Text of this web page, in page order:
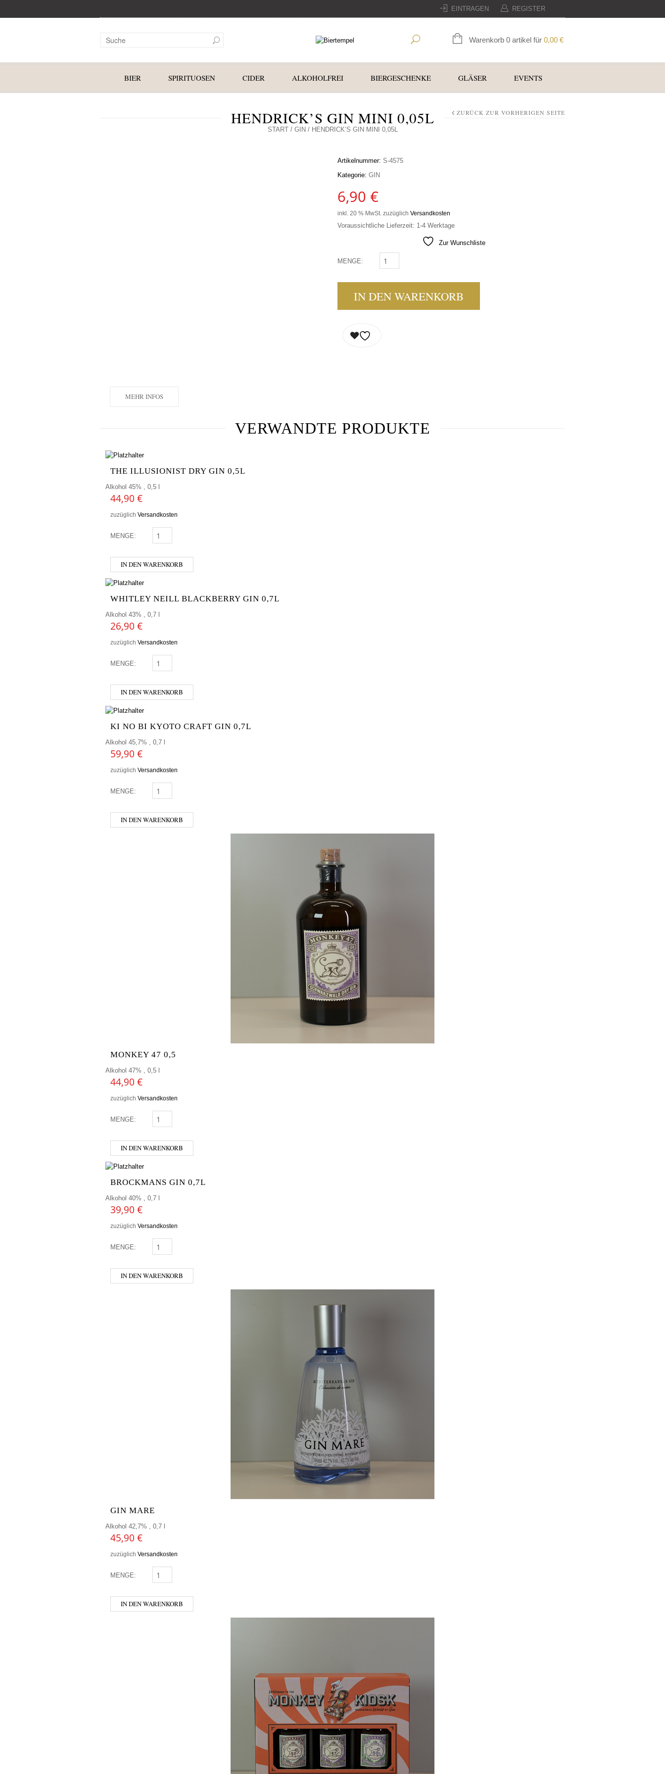
EINTRAGEN REGISTER
Warenkorb 0 artikel für 0,00 €
BIER SPIRITUOSEN CIDER ALKOHOLFREI BIERGESCHENKE GLÄSER EVENTS
HENDRICK’S GIN MINI 0,05L
START/ GIN / HENDRICK’S GIN MINI 0,05L
ZURÜCK ZUR VORHERIGEN SEITE
Artikelnummer: S-4575
Kategorie: GIN
6,90 €
inkl. 20 % MwSt. zuzüglich Versandkosten
Voraussichtliche Lieferzeit: 1-4 Werktage
Zur Wunschliste
MENGE: HENDRICK'S GIN MINI 0,05L MENGE
IN DEN WARENKORB
MEHR INFOS
VERWANDTE PRODUKTE
THE ILLUSIONIST DRY GIN 0,5L
Alkohol 45% , 0,5 l
44,90 €
zuzüglich Versandkosten
MENGE: THE ILLUSIONIST DRY GIN 0,5L MENGE
IN DEN WARENKORB
WHITLEY NEILL BLACKBERRY GIN 0,7L
Alkohol 43% , 0,7 l
26,90 €
zuzüglich Versandkosten
MENGE: WHITLEY NEILL BLACKBERRY GIN 0,7L MENGE
IN DEN WARENKORB
KI NO BI KYOTO CRAFT GIN 0,7L
Alkohol 45,7% , 0,7 l
59,90 €
zuzüglich Versandkosten
MENGE: KI NO BI KYOTO CRAFT GIN 0,7L MENGE
IN DEN WARENKORB
MONKEY 47 0,5
Alkohol 47% , 0,5 l
44,90 €
zuzüglich Versandkosten
MENGE: MONKEY 47 0,5 MENGE
IN DEN WARENKORB
BROCKMANS GIN 0,7L
Alkohol 40% , 0,7 l
39,90 €
zuzüglich Versandkosten
MENGE: BROCKMANS GIN 0,7L MENGE
IN DEN WARENKORB
GIN MARE
Alkohol 42,7% , 0,7 l
45,90 €
zuzüglich Versandkosten
MENGE: GIN MARE MENGE
IN DEN WARENKORB